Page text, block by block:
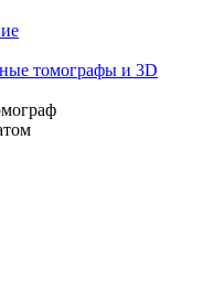
томографы и 3D